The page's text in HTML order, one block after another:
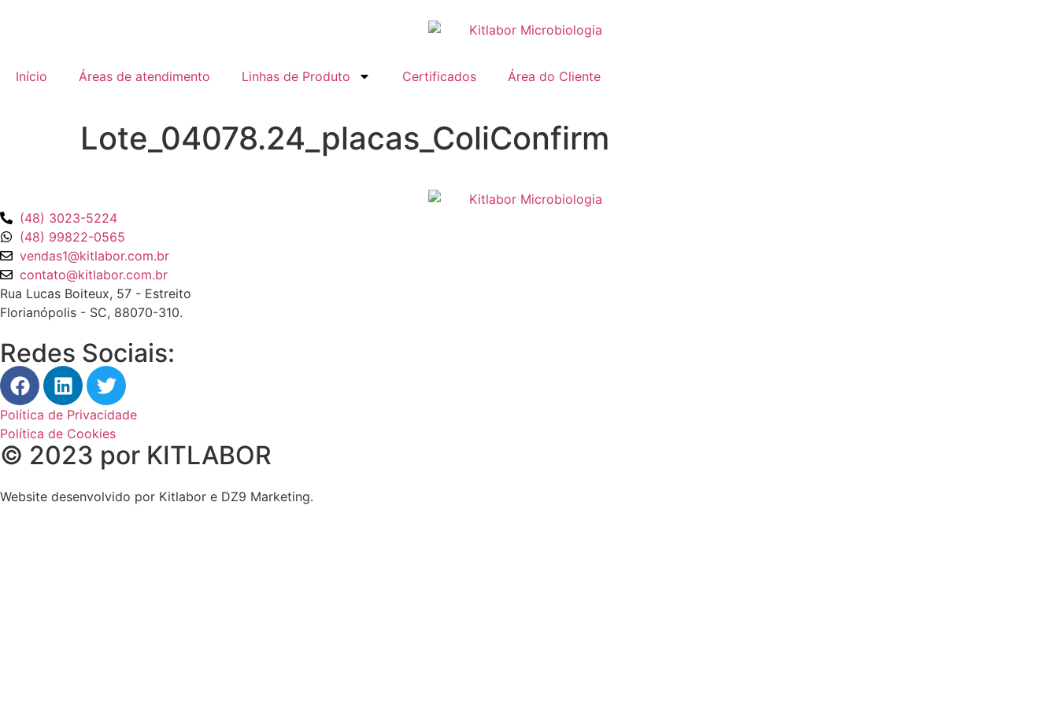
Início Áreas de atendimento Linhas de Produto Certificados Área do Cliente
Lote_04078.24_placas_ColiConfirm
(48) 3023-5224
(48) 99822-0565
vendas1@kitlabor.com.br
contato@kitlabor.com.br
Rua Lucas Boiteux, 57 - Estreito
Florianópolis - SC, 88070-310.
Redes Sociais:
Política de Privacidade
Política de Cookies
© 2023 por KITLABOR
Website desenvolvido por Kitlabor e DZ9 Marketing.